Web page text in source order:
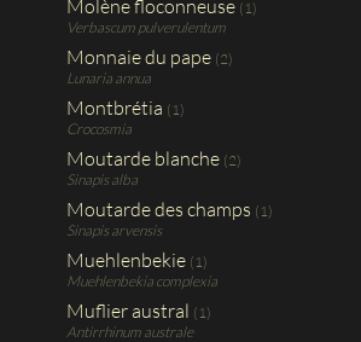
Molène floconneuse (1)
Verbascum pulverulentum
Monnaie du pape (2)
Lunaria annua
Montbrétia (1)
Crocosmia
Moutarde blanche (2)
Sinapis alba
Moutarde des champs (1)
Sinapis arvensis
Muehlenbekie (1)
Muehlenbekia complexia
Muflier austral (1)
Antirrhinum australe